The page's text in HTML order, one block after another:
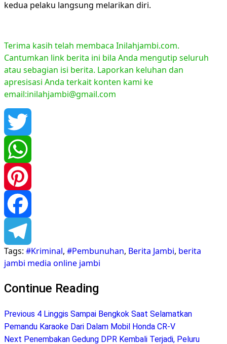
kedua pelaku langsung melarikan diri.
Terima kasih telah membaca Inilahjambi.com.
Cantumkan link berita ini bila Anda mengutip seluruh
atau sebagian isi berita. Laporkan keluhan dan
apresisasi Anda terkait konten kami ke
email:inilahjambi@gmail.com
Twitter
WhatsApp
Pinterest
Facebook
Telegram
Tags: #Kriminal, #Pembunuhan, Berita Jambi, berita
jambi media online jambi
Continue Reading
Previous 4 Linggis Sampai Bengkok Saat Selamatkan
Pemandu Karaoke Dari Dalam Mobil Honda CR-V
Next Penembakan Gedung DPR Kembali Terjadi, Peluru